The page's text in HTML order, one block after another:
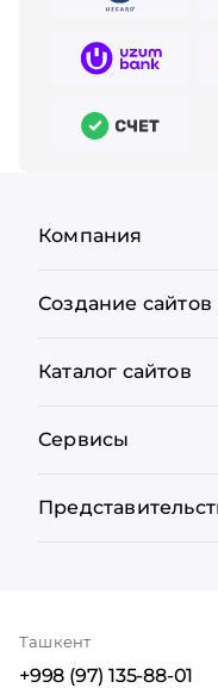
Компания
Создание сайтов
Каталог сайтов
Сервисы
Ташкент
+998 (97) 135-88-01